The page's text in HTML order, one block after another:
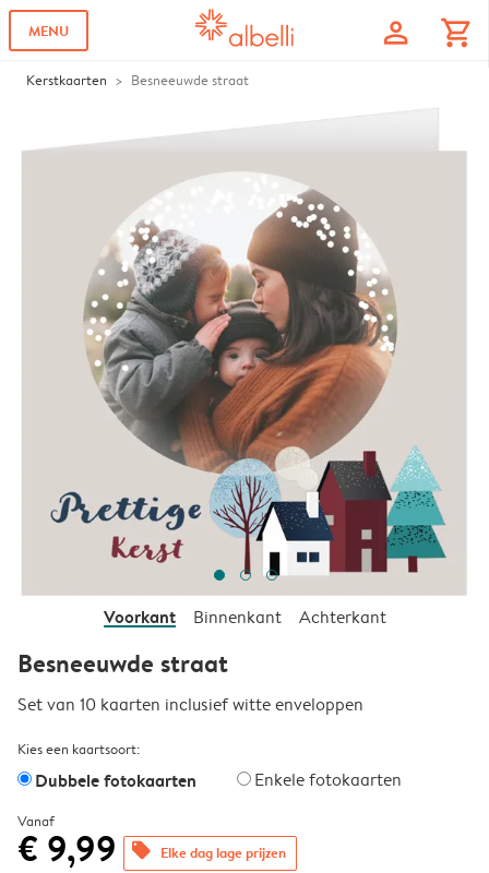
MENU profile shopping_cart
Kerstkaarten Besneeuwde straat
Voorkant Binnenkant Achterkant
Besneeuwde straat
Set van 10 kaarten inclusief witte enveloppen
Kies een kaartsoort:
Dubbele fotokaarten Enkele fotokaarten
Vanaf
€ 9,99 offers Elke dag lage prijzen